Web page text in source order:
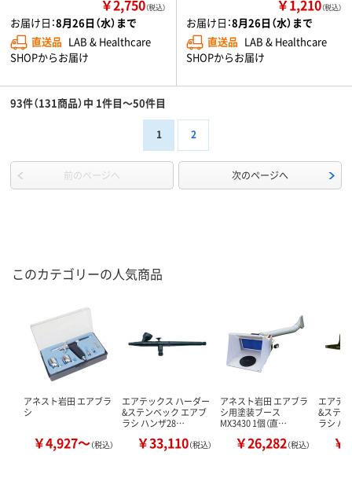
￥2,750（税込）
お届け日：8月26日（水）まで
直送品 LAB & Healthcare
SHOPからお届け
￥1,210（税込）
お届け日：8月26日（水）まで
直送品 LAB & Healthcare
SHOPからお届け
93件（131商品）中 1件目～50件目
1 2
前のページへ 次のページへ
このカテゴリーの人気商品
アネスト岩田 エアブラ
シ
￥4,927～（税込）
エアテックス ハーダー
&ステンベック エアブ
ラシ ハンザ28…
￥33,110（税込）
アネスト岩田 エアブラ
シ用塗装ブース
MX3430 1個（直…
￥26,282（税込）
エアテ
&ステ
ラシ ハ
￥